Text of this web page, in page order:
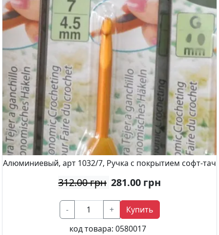
Алюминиевый, арт 1032/7, Ручка с покрытием софт-тач
312.00 грн 281.00 грн
- +
Купить
код товара: 0580017